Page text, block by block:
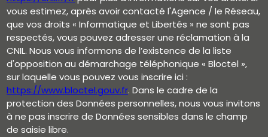
vous estimez, après avoir contacté l'Agence / le Réseau,
que vos droits « Informatique et Libertés » ne sont pas
respectés, vous pouvez adresser une réclamation à la
CNIL. Nous vous informons de l’existence de la liste
d'opposition au démarchage téléphonique « Bloctel »,
sur laquelle vous pouvez vous inscrire ici :
https://www.bloctel.gouv.fr. Dans le cadre de la
protection des Données personnelles, nous vous invitons
à ne pas inscrire de Données sensibles dans le champ
de saisie libre.